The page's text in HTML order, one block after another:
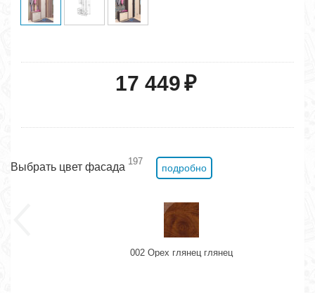
17 449₽
Выбрать цвет фасада 197
подробно
002 Орех глянец глянец